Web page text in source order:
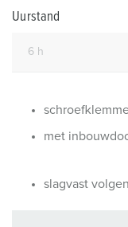
Uurstand
met
slagvast